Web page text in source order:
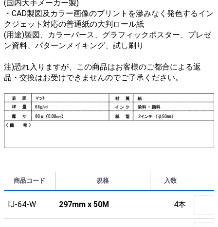
(国内大手メーカー製)
・CAD製図及カラー画像のプリントを滲みなく発色するイン
クジェット対応の普通紙の大判ロール紙
(用途)製図、カラーパース、グラフィックポスター、プレゼ
ン資料、パターンメイキング、試し刷り
注)恐れ入りますが、この商品はお客様のご都合による返
品・交換はお受けできませんのでご了承ください。
商品コード 規格 入数
IJ-64-W 297mm x 50M 4本